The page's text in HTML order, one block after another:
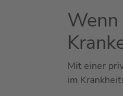
Wenn
Mit einer
im